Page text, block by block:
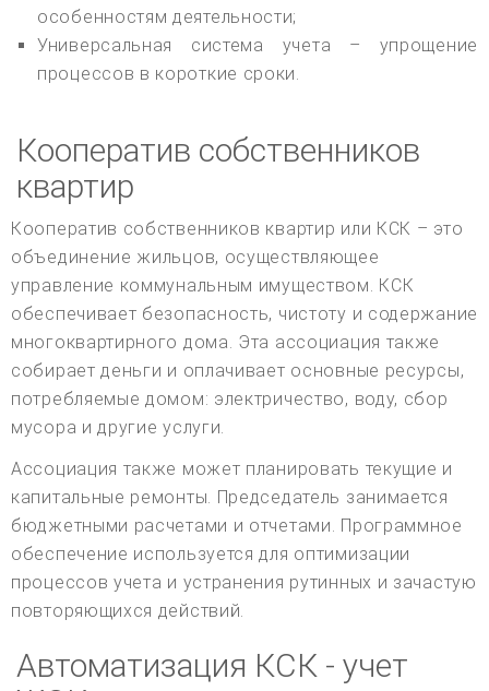
особенностям деятельности;
Универсальная система учета – упрощение
процессов в короткие сроки.
Кооператив собственников
квартир
Кооператив собственников квартир или КСК – это
объединение жильцов, осуществляющее
управление коммунальным имуществом. КСК
обеспечивает безопасность, чистоту и содержание
многоквартирного дома. Эта ассоциация также
собирает деньги и оплачивает основные ресурсы,
потребляемые домом: электричество, воду, сбор
мусора и другие услуги.
Ассоциация также может планировать текущие и
капитальные ремонты. Председатель занимается
бюджетными расчетами и отчетами. Программное
обеспечение используется для оптимизации
процессов учета и устранения рутинных и зачастую
повторяющихся действий.
Автоматизация КСК - учет